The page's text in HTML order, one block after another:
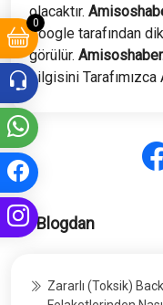
0
olacaktır.
Google tarafından
görülür.
bilgisini
Blogdan
Zararlı (Toksik)